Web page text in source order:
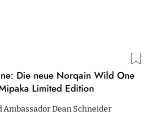
Die neue Norqain Wild One
Limited Edition
Ambassador Dean Schneider